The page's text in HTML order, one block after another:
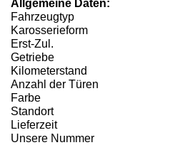
Allgemeine Daten:
Fahrzeugtyp
Karosserieform
Erst-Zul.
Getriebe
Kilometerstand
Anzahl der Türen
Farbe
Standort
Lieferzeit
Unsere Nummer